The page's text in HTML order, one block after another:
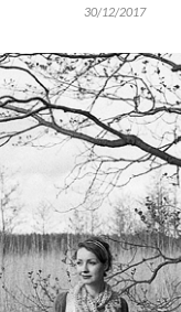
30/12/2017